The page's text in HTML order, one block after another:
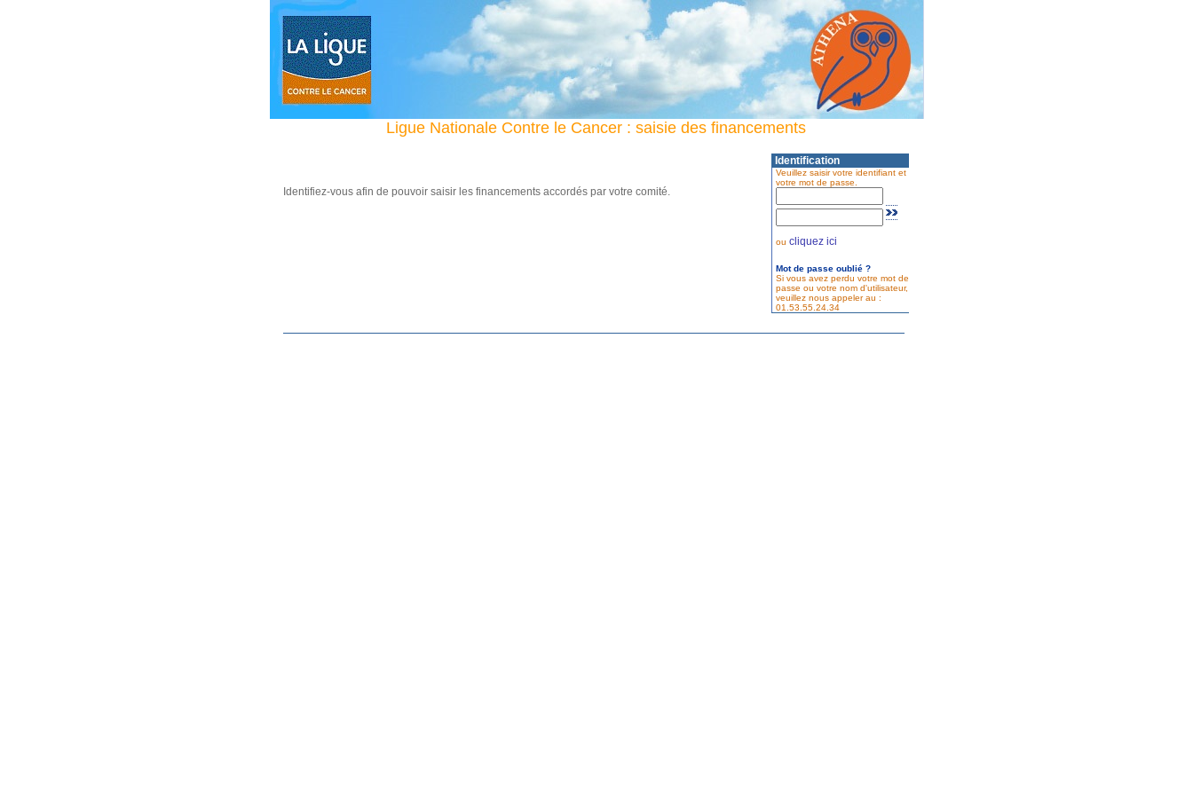
Ligue Nationale Contre le Cancer : saisie des financements
Identifiez-vous afin de pouvoir saisir les financements accordés par votre comité.
Identification
Veuillez saisir votre identifiant et
votre mot de passe.
ou cliquez ici
Mot de passe oublié ?
Si vous avez perdu votre mot de
passe ou votre nom d'utilisateur,
veuillez nous appeler au :
01.53.55.24.34